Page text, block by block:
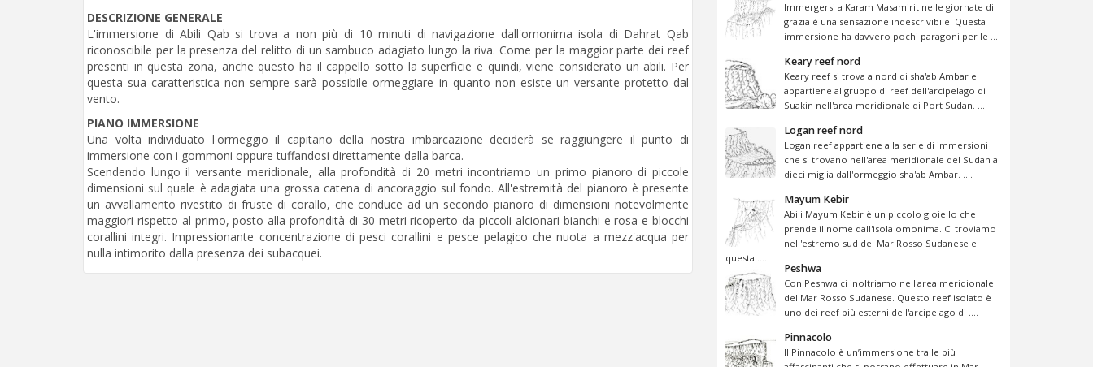
DESCRIZIONE GENERALE
L'immersione di Abili Qab si trova a non più di 10 minuti di navigazione dall'omonima isola di Dahrat Qab
riconoscibile per la presenza del relitto di un sambuco adagiato lungo la riva. Come per la maggior parte dei reef
presenti in questa zona, anche questo ha il cappello sotto la superficie e quindi, viene considerato un abili. Per
questa sua caratteristica non sempre sarà possibile ormeggiare in quanto non esiste un versante protetto dal
vento.
PIANO IMMERSIONE
Una volta individuato l'ormeggio il capitano della nostra imbarcazione deciderà se raggiungere il punto di
immersione con i gommoni oppure tuffandosi direttamente dalla barca.
Scendendo lungo il versante meridionale, alla profondità di 20 metri incontriamo un primo pianoro di piccole
dimensioni sul quale è adagiata una grossa catena di ancoraggio sul fondo. All'estremità del pianoro è presente
un avvallamento rivestito di fruste di corallo, che conduce ad un secondo pianoro di dimensioni notevolmente
maggiori rispetto al primo, posto alla profondità di 30 metri ricoperto da piccoli alcionari bianchi e rosa e blocchi
corallini integri. Impressionante concentrazione di pesci corallini e pesce pelagico che nuota a mezz'acqua per
nulla intimorito dalla presenza dei subacquei.
Immergersi a Karam Masamirit nelle giornate di
grazia è una sensazione indescrivibile. Questa
immersione ha davvero pochi paragoni per le ....
Keary reef nord
Keary reef si trova a nord di sha'ab Ambar e
appartiene al gruppo di reef dell'arcipelago di
Suakin nell'area meridionale di Port Sudan. ....
Logan reef nord
Logan reef appartiene alla serie di immersioni
che si trovano nell'area meridionale del Sudan a
dieci miglia dall'ormeggio sha'ab Ambar. ....
Mayum Kebir
Abili Mayum Kebir è un piccolo gioiello che
prende il nome dall'isola omonima. Ci troviamo
nell'estremo sud del Mar Rosso Sudanese e
questa ....
Peshwa
Con Peshwa ci inoltriamo nell'area meridionale
del Mar Rosso Sudanese. Questo reef isolato è
uno dei reef più esterni dell'arcipelago di ....
Pinnacolo
Il Pinnacolo è un’immersione tra le più